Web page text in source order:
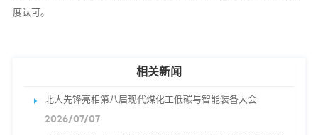
度认可。
相关新闻
北大先锋亮相第八届现代煤化工低碳与智能装备大会
2026/07/07